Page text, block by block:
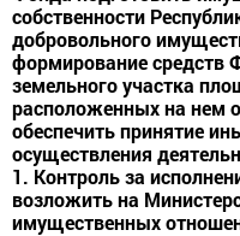
собственности
добровольного
формирование средств
земельного участка
расположенных на нем
обеспечить принятие
осуществления
1. Контроль за
возложить на
имущественных